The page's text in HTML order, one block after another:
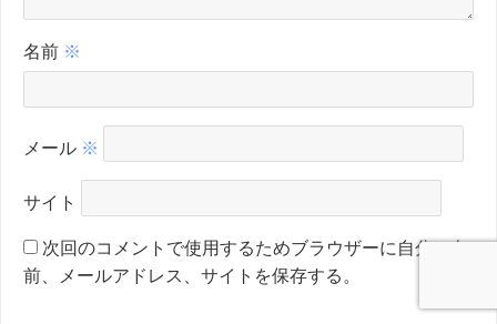
名前 ※
メール ※
サイト
次回のコメントで使用するためブラウザーに自分の名
前、メールアドレス、サイトを保存する。